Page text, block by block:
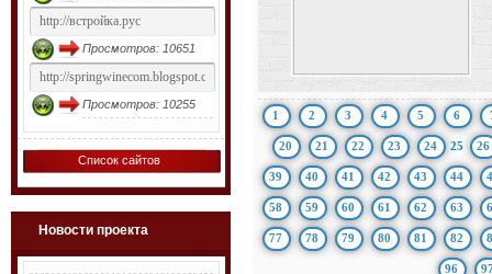
Просмотров: 10651
Просмотров: 10255
Список сайтов
Новости проекта
1 2 3 4 5 6
20 21 22 23 24 25 26
39 40 41 42 43 44
58 59 60 61 62 63
77 78 79 80 81 82
96